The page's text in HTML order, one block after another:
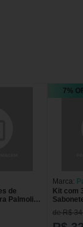
de
Palmolive
Delicada
7%
Marca:
Kit com
Nutri-
de R$